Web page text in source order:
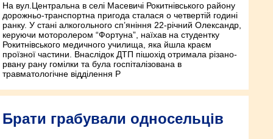
На вул.Центральна в селі Масевичі Рокитнівського району
дорожньо-транспортна пригода сталася о четвертій годині
ранку. У стані алкогольного сп’яніння 22-річний Олександр,
керуючи моторолером “Фортуна”, наїхав на студентку
Рокитнiвського медичного училища, яка йшла краєм
проїзної частини. Внаслідок ДТП пішохід отримала різано-
рвану рану гомілки та була госпіталізована в
травматологічне відділення Р
Брати грабували односельців